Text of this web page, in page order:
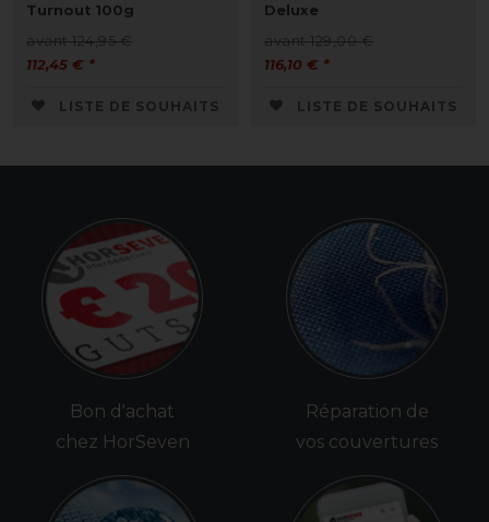
Turnout 100g
avant 124,95 €
112,45 € *
LISTE DE SOUHAITS
Deluxe
avant 129,00 €
116,10 € *
LISTE DE SOUHAITS
Bon d'achat
chez HorSeven
Réparation de
vos couvertures